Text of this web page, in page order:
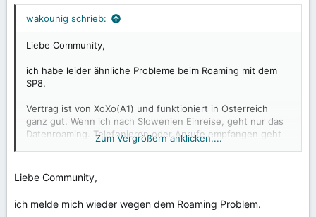
Danke und liebe Grüße
wakounig schrieb:
Liebe Community,
ich habe leider ähnliche Probleme beim Roaming mit dem
SP8.
Vertrag ist von XoXo(A1) und funktioniert in Österreich
ganz gut. Wenn ich nach Slowenien Einreise, geht nur das
Datenroaming. Telefonieren oder Anrufe empfangen geht
die Bluetooth Verbindung bei meinem SP8 nicht.
Ich werde langsam unglücklich mit dem Shiftphone 8. Kann
mir jemand vielleicht sagen, ob es ein neues Update gibt,
Zum Vergrößern anklicken....
Liebe Community,
ich melde mich wieder wegen dem Roaming Problem.